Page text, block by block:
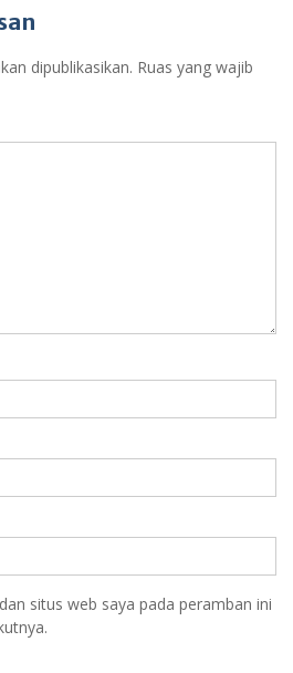
dipublikasikan. Ruas yang wajib
situs web saya pada peramban ini